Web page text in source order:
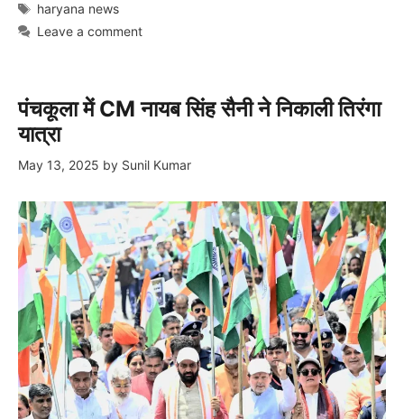
Tags
haryana news
Leave a comment
पंचकूला में CM नायब सिंह सैनी ने निकाली तिरंगा
यात्रा
May 13, 2025 by Sunil Kumar